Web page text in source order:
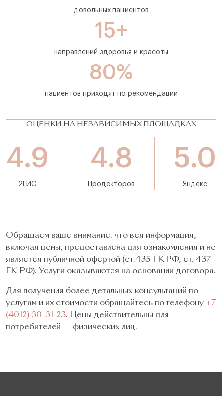
довольных пациентов
15+
направлений здоровья и красоты
80%
пациентов приходят по рекомендации
ОЦЕНКИ НА НЕЗАВИСИМЫХ ПЛОЩАДКАХ
4.9
2ГИС
4.8
Продокторов
5.0
Яндекс
Обращаем ваше внимание, что вся информация,
включая цены, предоставлена для ознакомления и не
является публичной офертой (ст.435 ГК РФ, cт. 437
ГК РФ). Услуги оказываются на основании договора.
Для получения более детальных консультаций по
услугам и их стоимости обращайтесь по телефону +7
(4012) 30-31-23. Цены действительны для
потребителей — физических лиц.